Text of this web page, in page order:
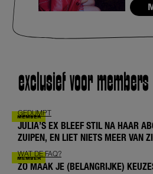
exclusief voor members
GEDUMPT
JULIA’S EX BLEEF STIL NA HAAR
ZUIPEN, EN LIET NIETS MEER VAN
WAT DE FAQ?
ZO MAAK JE (BELANGRIJKE)